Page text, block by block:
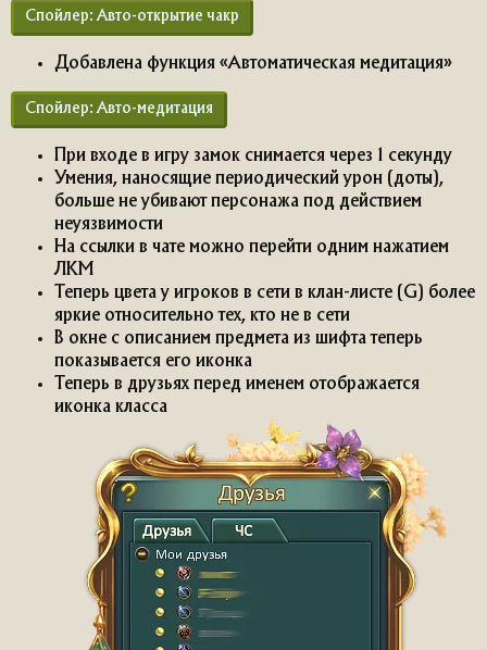
Спойлер:Авто-открытие чакр
Добавлена функция «Автоматическая медитация»
Спойлер:Авто-медитация
При входе в игру замок снимается через 1 секунду
Умения, наносящие периодический урон (доты),
больше не убивают персонажа под действием
неуязвимости
На ссылки в чате можно перейти одним нажатием
ЛКМ
Теперь цвета у игроков в сети в клан-листе (G) более
яркие относительно тех, кто не в сети
В окне с описанием предмета из шифта теперь
показывается его иконка
Теперь в друзьях перед именем отображается
иконка класса